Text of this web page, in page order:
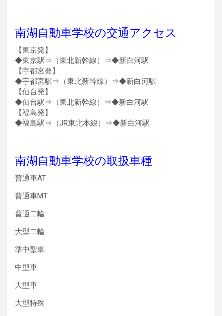
南湖自動車学校の交通アクセス
【東京発】
◆東京駅⇒（東北新幹線）⇒◆新白河駅
【宇都宮発】
◆宇都宮駅⇒（東北新幹線）⇒◆新白河駅
【仙台発】
◆仙台駅⇒（東北新幹線）⇒◆新白河駅
【福島発】
◆福島駅⇒（JR東北本線）⇒◆新白河駅
南湖自動車学校の取扱車種
普通車AT
普通車MT
普通二輪
大型二輪
準中型車
中型車
大型車
大型特殊